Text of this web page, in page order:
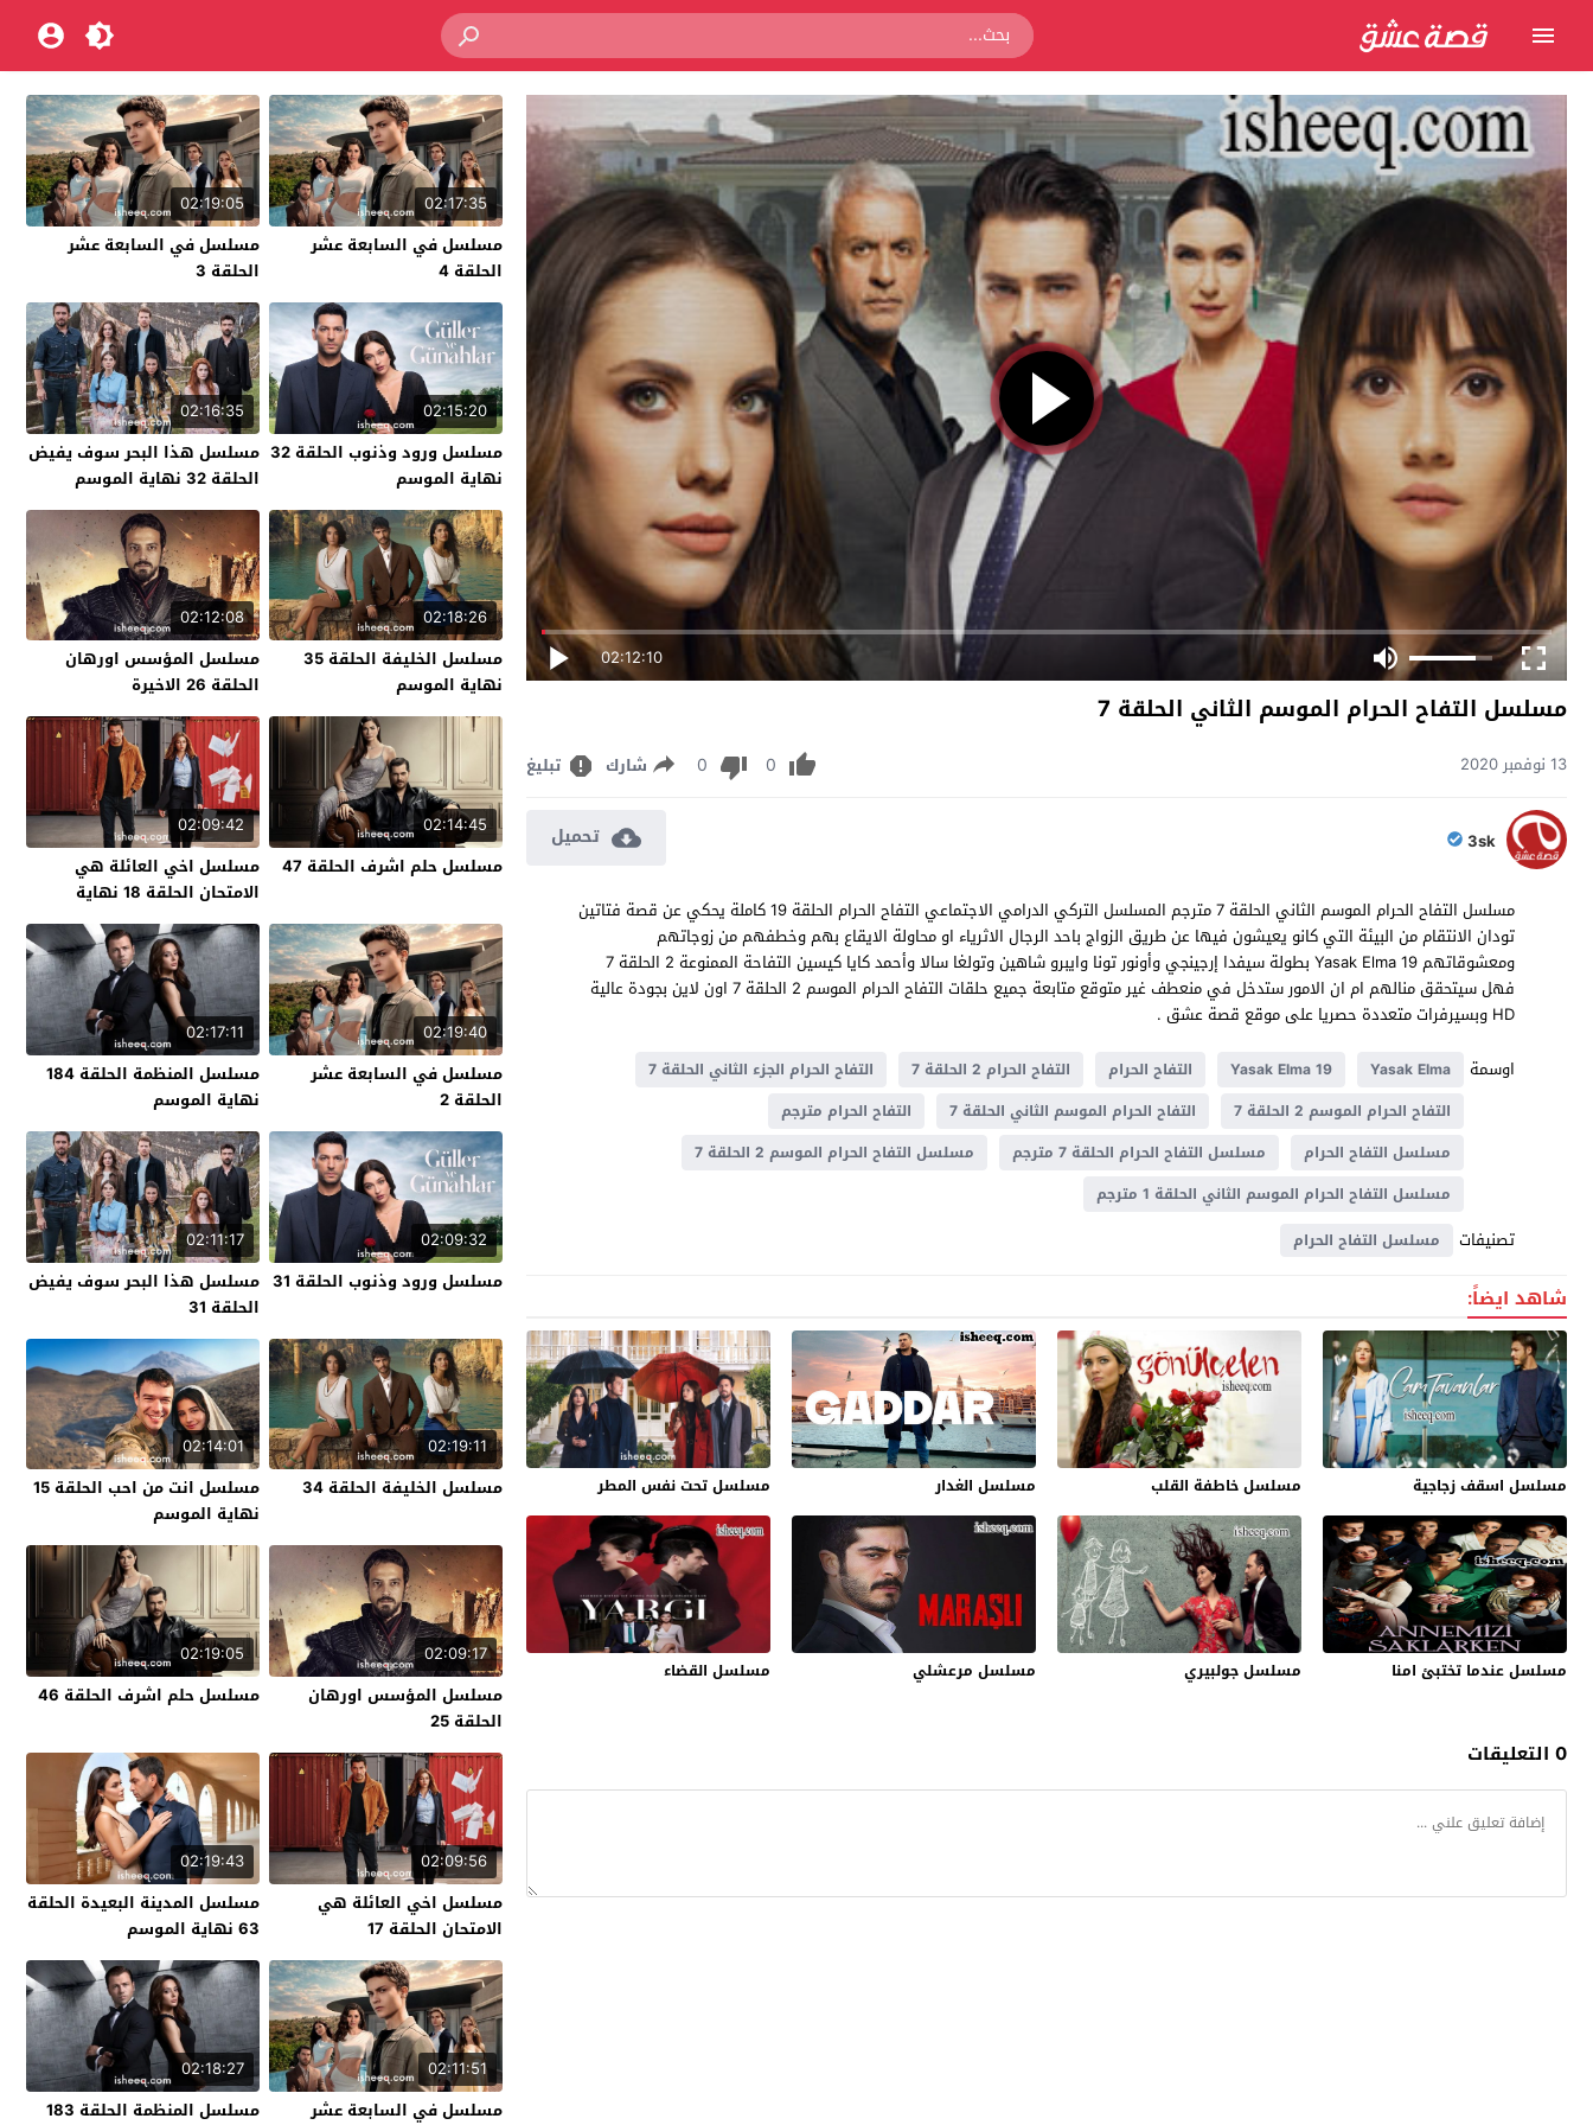
02:12:10
مسلسل التفاح الحرام الموسم الثاني الحلقة 7
13 نوفمبر 2020 0
0 شارك تبليغ
3sk تحميل
مسلسل التفاح الحرام الموسم الثاني الحلقة 7 مترجم المسلسل التركي الدرامي الاجتماعي التفاح الحرام الحلقة 19 كاملة يحكي عن قصة فتاتين
تودان الانتقام من البيئة التي كانو يعيشون فيها عن طريق الزواج باحد الرجال الاثرياء او محاولة الايقاع بهم وخطفهم من زوجاتهم
ومعشوقاتهم Yasak Elma 19 بطولة سيفدا إرجينجي وأونور تونا وايبرو شاهين وتولغا سالا وأحمد كايا كيسين التفاحة الممنوعة 2 الحلقة 7
فهل سيتحقق منالهم ام ان الامور ستدخل في منعطف غير متوقع متابعة جميع حلقات التفاح الحرام الموسم 2 الحلقة 7 اون لاين بجودة عالية
HD وبسيرفرات متعددة حصريا على موقع قصة عشق .
اوسمة
Yasak Elma
Yasak Elma 19 التفاح الحرام التفاح الحرام 2 الحلقة 7
التفاح الحرام الجزء الثاني الحلقة 7
التفاح الحرام الموسم 2 الحلقة 7
التفاح الحرام الموسم الثاني الحلقة 7
التفاح الحرام مترجم
مسلسل التفاح الحرام
مسلسل التفاح الحرام الحلقة 7 مترجم
مسلسل التفاح الحرام الموسم 2 الحلقة 7
مسلسل التفاح الحرام الموسم الثاني الحلقة 1 مترجم
تصنيفات مسلسل التفاح الحرام
شاهد ايضاً:
مسلسل اسقف زجاجية مسلسل خاطفة القلب مسلسل الغدار مسلسل تحت نفس المطر
مسلسل عندما تختبئ امنا مسلسل جولبيري مسلسل مرعشلي مسلسل القضاء
0 التعليقات
02:17:35
مسلسل في السابعة عشر
الحلقة 4
02:19:05
مسلسل في السابعة عشر
الحلقة 3
02:15:20
مسلسل ورود وذنوب الحلقة 32
نهاية الموسم
02:16:35
مسلسل هذا البحر سوف يفيض
الحلقة 32 نهاية الموسم
02:18:26
مسلسل الخليفة الحلقة 35
نهاية الموسم
02:12:08
مسلسل المؤسس اورهان
الحلقة 26 الاخيرة
02:14:45
مسلسل حلم اشرف الحلقة 47
02:09:42
مسلسل اخي العائلة هي
الامتحان الحلقة 18 نهاية
الموسم
02:19:40
مسلسل في السابعة عشر
الحلقة 2
02:17:11
مسلسل المنظمة الحلقة 184
نهاية الموسم
02:09:32
مسلسل ورود وذنوب الحلقة 31
02:11:17
مسلسل هذا البحر سوف يفيض
الحلقة 31
02:19:11
مسلسل الخليفة الحلقة 34
02:14:01
مسلسل انت من احب الحلقة 15
نهاية الموسم
02:09:17
مسلسل المؤسس اورهان
الحلقة 25
02:19:05
مسلسل حلم اشرف الحلقة 46
02:09:56
مسلسل اخي العائلة هي
الامتحان الحلقة 17
02:19:43
مسلسل المدينة البعيدة الحلقة
63 نهاية الموسم
02:11:51
مسلسل في السابعة عشر
02:18:27
مسلسل المنظمة الحلقة 183